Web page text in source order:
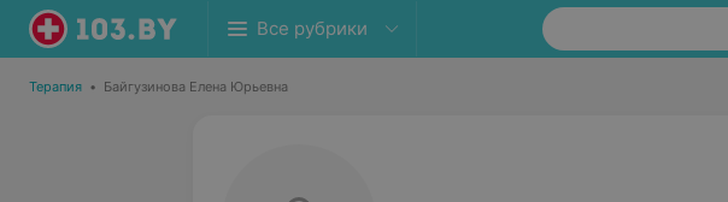
Все рубрики
Терапия • Байгузинова Елена Юрьевна